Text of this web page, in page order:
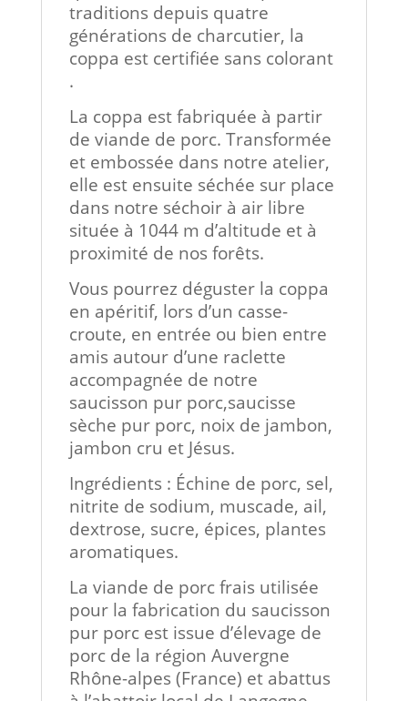
traditions depuis quatre
générations de charcutier, la
coppa est certifiée sans colorant
.
La coppa est fabriquée à partir
de viande de porc. Transformée
et embossée dans notre atelier,
elle est ensuite séchée sur place
dans notre séchoir à air libre
située à 1044 m d’altitude et à
proximité de nos forêts.
Vous pourrez déguster la coppa
en apéritif, lors d’un casse-
croute, en entrée ou bien entre
amis autour d’une raclette
accompagnée de notre
saucisson pur porc,saucisse
sèche pur porc, noix de jambon,
jambon cru et Jésus.
Ingrédients : Échine de porc, sel,
nitrite de sodium, muscade, ail,
dextrose, sucre, épices, plantes
aromatiques.
La viande de porc frais utilisée
pour la fabrication du saucisson
pur porc est issue d’élevage de
porc de la région Auvergne
Rhône-alpes (France) et abattus